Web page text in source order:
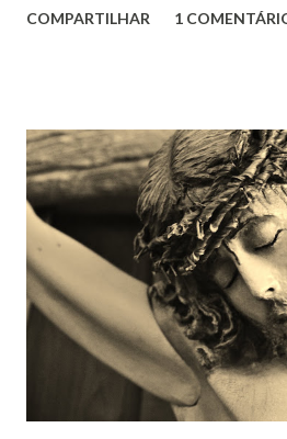
para me libertar da
tentação me venceu. E
ter cedido às suas
envolver. Mas, neste momento,
todas as minhas forças ao
Jesus, eu suplico que o
forças espirituais malignas que
atormentam por meio desses
afastem de mim juntamente
tentações. Senhor Jesus, a
COMPARTILHAR 1